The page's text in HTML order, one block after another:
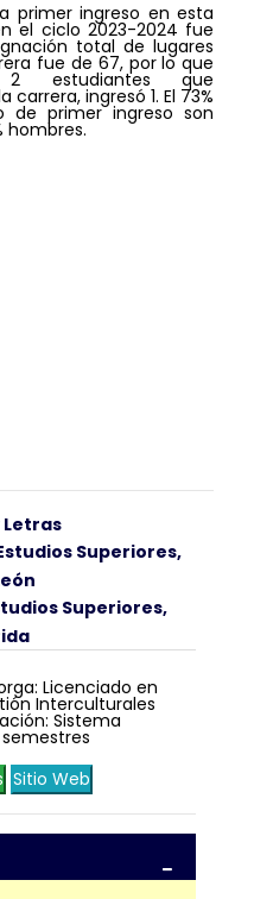
primer ingreso en esta
el ciclo 2023-2024 fue
total de lugares
fue de 67, por lo que
estudiantes que
carrera, ingresó 1. El 73%
de primer ingreso son
hombres.
Letras
Superiores,
Superiores,
Licenciado en
Interculturales
Sistema
Sitio Web